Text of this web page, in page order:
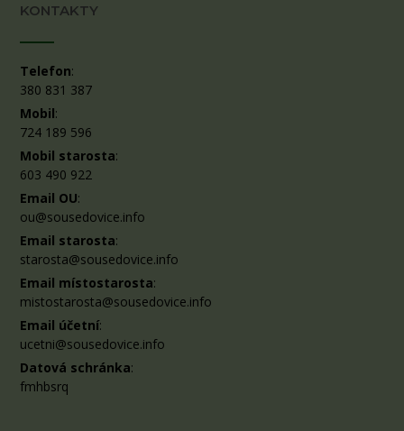
KONTAKTY
Telefon:
380 831 387
Mobil:
724 189 596
Mobil starosta:
603 490 922
Email OU:
ou@sousedovice.info
Email starosta:
starosta@sousedovice.info
Email místostarosta:
mistostarosta@sousedovice.info
Email účetní:
ucetni@sousedovice.info
Datová schránka:
fmhbsrq